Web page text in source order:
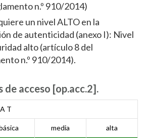
n.º 910/2014)
un nivel ALTO en la
de autenticidad (anexo I): Nivel
alto (artículo 8 del
n.º 910/2014).
de acceso [op.acc.2].
T
media alta